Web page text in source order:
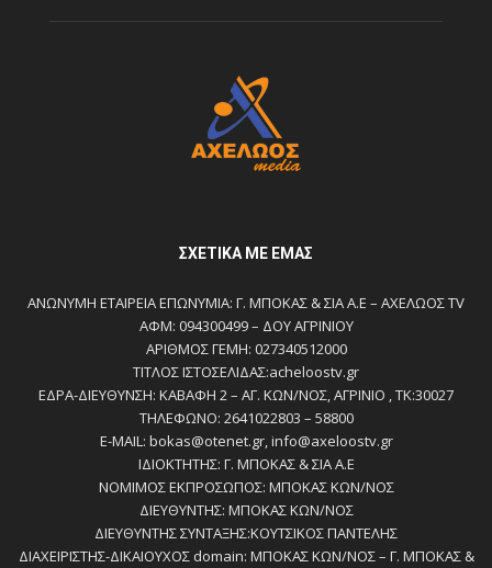
ΣΧΕΤΙΚΆ ΜΕ ΕΜΆΣ
ΑΝΩΝΥΜΗ ΕΤΑΙΡΕΙΑ ΕΠΩΝΥΜΙΑ: Γ. ΜΠΟΚΑΣ & ΣΙΑ Α.Ε – ΑΧΕΛΩΟΣ TV
ΑΦΜ: 094300499 – ΔΟΥ ΑΓΡΙΝΙΟΥ
ΑΡΙΘΜΟΣ ΓΕΜΗ: 027340512000
ΤΙΤΛΟΣ ΙΣΤΟΣΕΛΙΔΑΣ:acheloostv.gr
ΕΔΡΑ-ΔΙΕΥΘΥΝΣΗ: ΚΑΒΑΦΗ 2 – ΑΓ. ΚΩΝ/ΝΟΣ, ΑΓΡΙΝΙΟ , ΤΚ:30027
ΤΗΛΕΦΩΝΟ: 2641022803 – 58800
E-MAIL: bokas@otenet.gr, info@axeloostv.gr
ΙΔΙΟΚΤΗΤΗΣ: Γ. ΜΠΟΚΑΣ & ΣΙΑ Α.Ε
ΝΟΜΙΜΟΣ ΕΚΠΡΟΣΩΠΟΣ: ΜΠΟΚΑΣ ΚΩΝ/ΝΟΣ
ΔΙΕΥΘΥΝΤΗΣ: ΜΠΟΚΑΣ ΚΩΝ/ΝΟΣ
ΔΙΕΥΘΥΝΤΗΣ ΣΥΝΤΑΞΗΣ:ΚΟΥΤΣΙΚΟΣ ΠΑΝΤΕΛΗΣ
ΔΙΑΧΕΙΡΙΣΤΗΣ-ΔΙΚΑΙΟΥΧΟΣ domain: ΜΠΟΚΑΣ ΚΩΝ/ΝΟΣ – Γ. ΜΠΟΚΑΣ &